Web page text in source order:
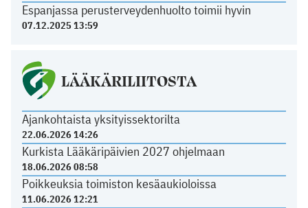
Espanjassa perusterveydenhuolto toimii hyvin
07.12.2025 13:59
LÄÄKÄRILIITOSTA
Ajankohtaista yksityissektorilta
22.06.2026 14:26
Kurkista Lääkäripäivien 2027 ohjelmaan
18.06.2026 08:58
Poikkeuksia toimiston kesäaukioloissa
11.06.2026 12:21